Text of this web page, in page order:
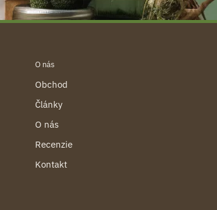
O nás
Obchod
Články
O nás
Recenzie
Kontakt